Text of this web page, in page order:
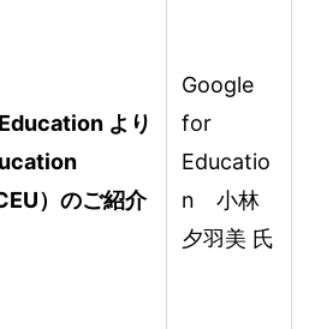
より
）のご紹介
Google
for
Educatio
n 小林
夕羽美 氏